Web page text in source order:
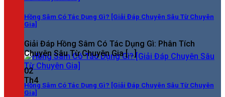
Hồng Sâm Có Tác Dụng Gì? [Giải Đáp Chuyên Sâu Từ Chuyên
Gia]
Hồng Sâm Có Tác Dụng Gì? [Giải Đáp Chuyên Sâu Từ Chuyên
Gia]
Giải Đáp Hồng Sâm Có Tác Dụng Gì: Phân Tích
Chuyên Sâu Từ Chuyên Gia [...]
02
Th4